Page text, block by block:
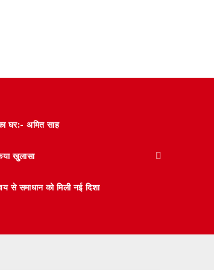
घर:- अमित साह
खुलासा
से समाधान को मिली नई दिशा